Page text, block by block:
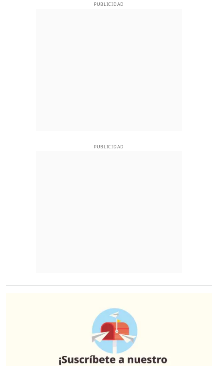
PUBLICIDAD
PUBLICIDAD